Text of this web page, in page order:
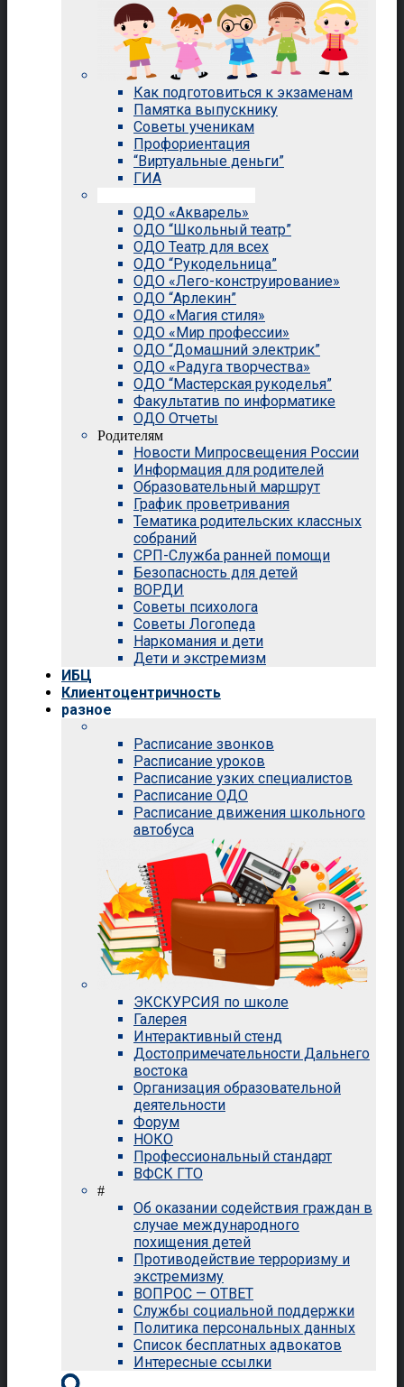
Как подготовиться к экзаменам
Памятка выпускнику
Советы ученикам
Профориентация
“Виртуальные деньги”
ГИА
ОДО «Акварель»
ОДО “Школьный театр”
ОДО Театр для всех
ОДО “Рукодельница”
ОДО «Лего-конструирование»
ОДО “Арлекин”
ОДО «Магия стиля»
ОДО «Мир профессии»
ОДО “Домашний электрик”
ОДО «Радуга творчества»
ОДО “Мастерская рукоделья”
Факультатив по информатике
ОДО Отчеты
Родителям
Новости Мипросвещения России
Информация для родителей
Образовательный маршрут
График проветривания
Тематика родительских классных
собраний
СРП-Служба ранней помощи
Безопасность для детей
ВОРДИ
Советы психолога
Советы Логопеда
Наркомания и дети
Дети и экстремизм
ИБЦ
Клиентоцентричность
разное
Расписание звонков
Расписание уроков
Расписание узких специалистов
Расписание ОДО
Расписание движения школьного
автобуса
ЭКСКУРСИЯ по школе
Галерея
Интерактивный стенд
Достопримечательности Дальнего
востока
Организация образовательной
деятельности
Форум
НОКО
Профессиональный стандарт
ВФСК ГТО
#
Об оказании содействия граждан в
случае международного
похищения детей
Противодействие терроризму и
экстремизму
ВОПРОС — ОТВЕТ
Службы социальной поддержки
Политика персональных данных
Список бесплатных адвокатов
Интересные ссылки